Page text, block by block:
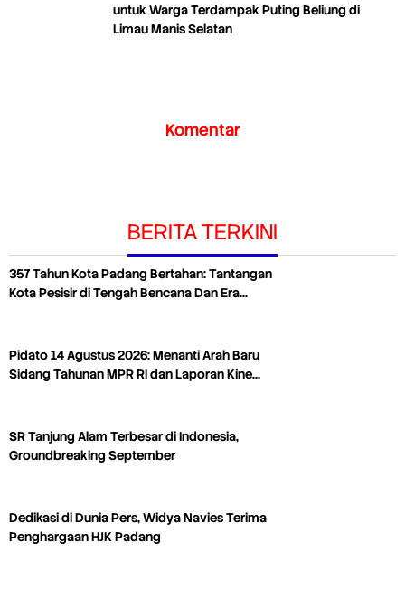
untuk Warga Terdampak Puting Beliung di
Limau Manis Selatan
Komentar
BERITA TERKINI
357 Tahun Kota Padang Bertahan: Tantangan
Kota Pesisir di Tengah Bencana Dan Era…
Pidato 14 Agustus 2026: Menanti Arah Baru
Sidang Tahunan MPR RI dan Laporan Kine…
SR Tanjung Alam Terbesar di Indonesia,
Groundbreaking September
Dedikasi di Dunia Pers, Widya Navies Terima
Penghargaan HJK Padang